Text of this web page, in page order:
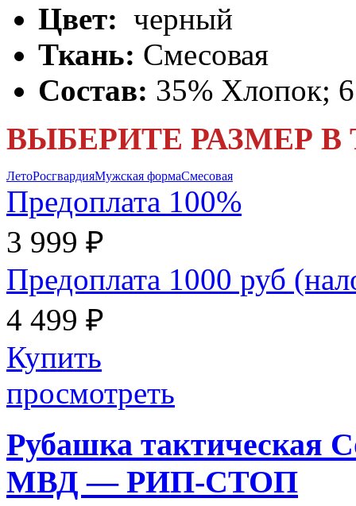
Цвет: черный
Ткань: Смесовая
Состав: 35% Хлопок;
ВЫБЕРИТЕ РАЗМЕР В
ЛетоРосгвардияМужская формаСмесовая
Предоплата 100%
3 999 ₽
Предоплата 1000 руб
4 499 ₽
Купить
просмотреть
Рубашка тактическая
МВД — РИП-СТОП